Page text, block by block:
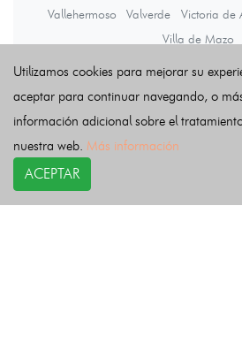
Vallehermoso
Valverde Victoria de
Villa de Mazo
Utilizamos cookies para mejorar su
aceptar para continuar navegando, o
información adicional sobre el
nuestra web. Más información
ACEPTAR